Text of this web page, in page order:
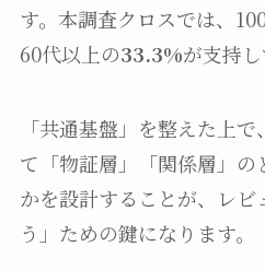
す。本調査クロスでは、
60代以上の33.3%が支持し
「共通基盤」を整えた上
て「物証層」「関係層」の
かを設計することが、レビ
う」ための鍵になります。